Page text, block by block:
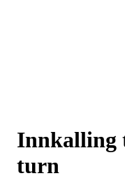
Innkalling
turn